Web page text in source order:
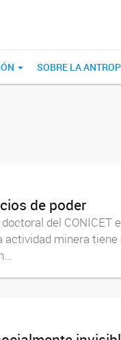
SOBRE LA
de poder
del
minera